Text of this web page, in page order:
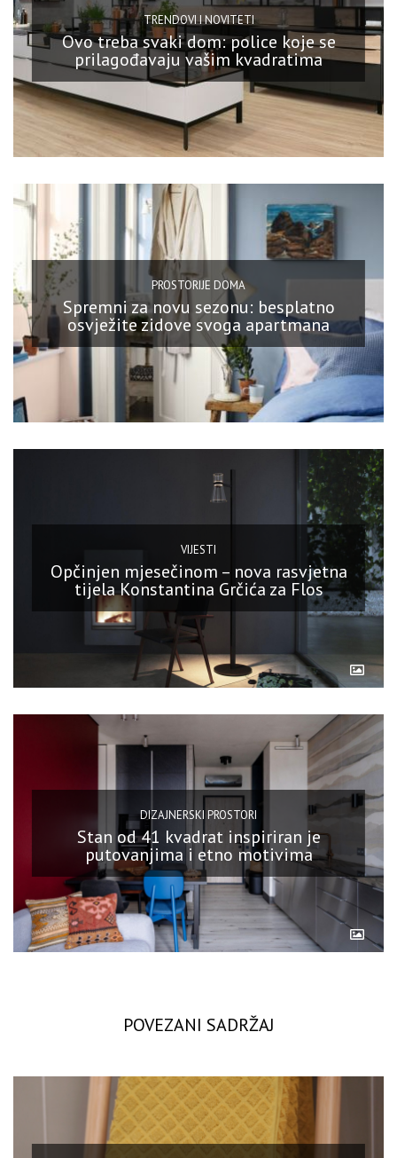
TRENDOVI I NOVITETI
Ovo treba svaki dom: police koje se
prilagođavaju vašim kvadratima
PROSTORIJE DOMA
Spremni za novu sezonu: besplatno
osvježite zidove svoga apartmana
VIJESTI
Opčinjen mjesečinom – nova rasvjetna
tijela Konstantina Grčića za Flos
DIZAJNERSKI PROSTORI
Stan od 41 kvadrat inspiriran je
putovanjima i etno motivima
POVEZANI SADRŽAJ